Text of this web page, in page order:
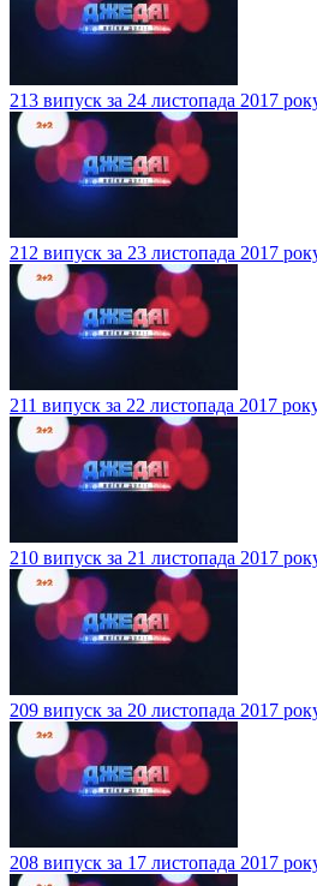
213 випуск за 24 листопада 2017
212 випуск за 23 листопада 2017
211 випуск за 22 листопада 2017
210 випуск за 21 листопада 2017
209 випуск за 20 листопада 2017
208 випуск за 17 листопада 2017